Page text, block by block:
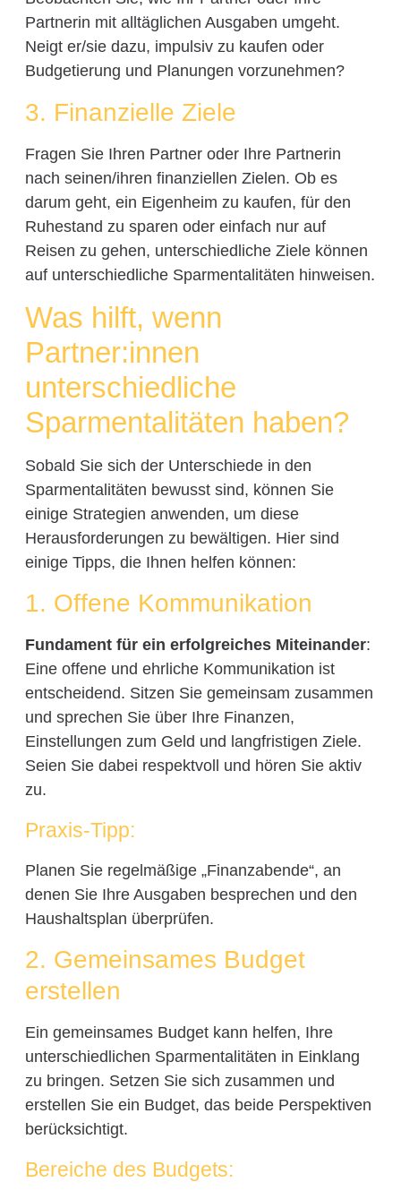
Partnerin mit alltäglichen Ausgaben umgeht.
Neigt er/sie dazu, impulsiv zu kaufen oder
Budgetierung und Planungen vorzunehmen?
3. Finanzielle Ziele
Fragen Sie Ihren Partner oder Ihre Partnerin
nach seinen/ihren finanziellen Zielen. Ob es
darum geht, ein Eigenheim zu kaufen, für den
Ruhestand zu sparen oder einfach nur auf
Reisen zu gehen, unterschiedliche Ziele können
auf unterschiedliche Sparmentalitäten hinweisen.
Was hilft, wenn
Partner:innen
unterschiedliche
Sparmentalitäten haben?
Sobald Sie sich der Unterschiede in den
Sparmentalitäten bewusst sind, können Sie
einige Strategien anwenden, um diese
Herausforderungen zu bewältigen. Hier sind
einige Tipps, die Ihnen helfen können:
1. Offene Kommunikation
Fundament für ein erfolgreiches Miteinander:
Eine offene und ehrliche Kommunikation ist
entscheidend. Sitzen Sie gemeinsam zusammen
und sprechen Sie über Ihre Finanzen,
Einstellungen zum Geld und langfristigen Ziele.
Seien Sie dabei respektvoll und hören Sie aktiv
zu.
Praxis-Tipp:
Planen Sie regelmäßige „Finanzabende“, an
denen Sie Ihre Ausgaben besprechen und den
Haushaltsplan überprüfen.
2. Gemeinsames Budget
erstellen
Ein gemeinsames Budget kann helfen, Ihre
unterschiedlichen Sparmentalitäten in Einklang
zu bringen. Setzen Sie sich zusammen und
erstellen Sie ein Budget, das beide Perspektiven
berücksichtigt.
Bereiche des Budgets: